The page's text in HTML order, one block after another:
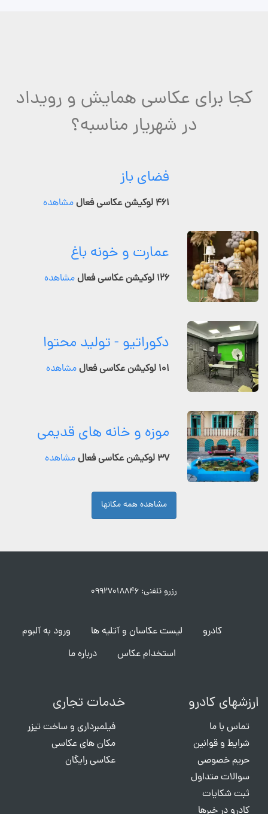
کجا برای عکاسی همایش و رویداد
در شهریار مناسبه؟
فضای باز
۴۶۱ لوکیشن عکاسی فعال مشاهده
عمارت و خونه باغ
۱۲۶ لوکیشن عکاسی فعال مشاهده
دکوراتیو - تولید محتوا
۱۰۱ لوکیشن عکاسی فعال مشاهده
موزه و خانه های قدیمی
۳۷ لوکیشن عکاسی فعال مشاهده
مشاهده همه مکانها
رزرو تلفنی: ۰۹۹۲۷۰۱۸۸۴۶
کادرو لیست عکاسان و آتلیه ها
ورود به آلبوم
استخدام عکاس
درباره ما
ارزشهای کادرو
تماس با ما
شرایط و قوانین
حریم خصوصی
سوالات متداول
ثبت شکایات
کادرو در خبرها
خدمات تجاری
فیلمبرداری و ساخت تیزر
مکان های عکاسی
عکاسی رایگان